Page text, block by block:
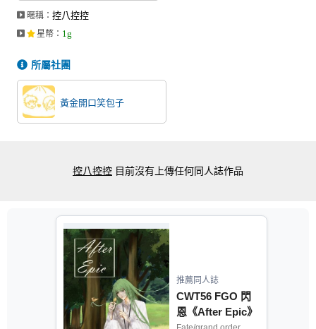
暱稱：控八控控
星幣 ： 1g
所屬社團
黃金開口笑包子
控八控控 目前沒有上傳任何同人誌作品
推薦同人誌
CWT56 FGO 閃
恩《After Epic》